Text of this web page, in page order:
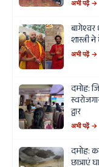
अभी पढ़ें →
बागेश्वर
अभी पढ़ें →
दमोह:
द्वार
अभी पढ़ें →
दमोह: